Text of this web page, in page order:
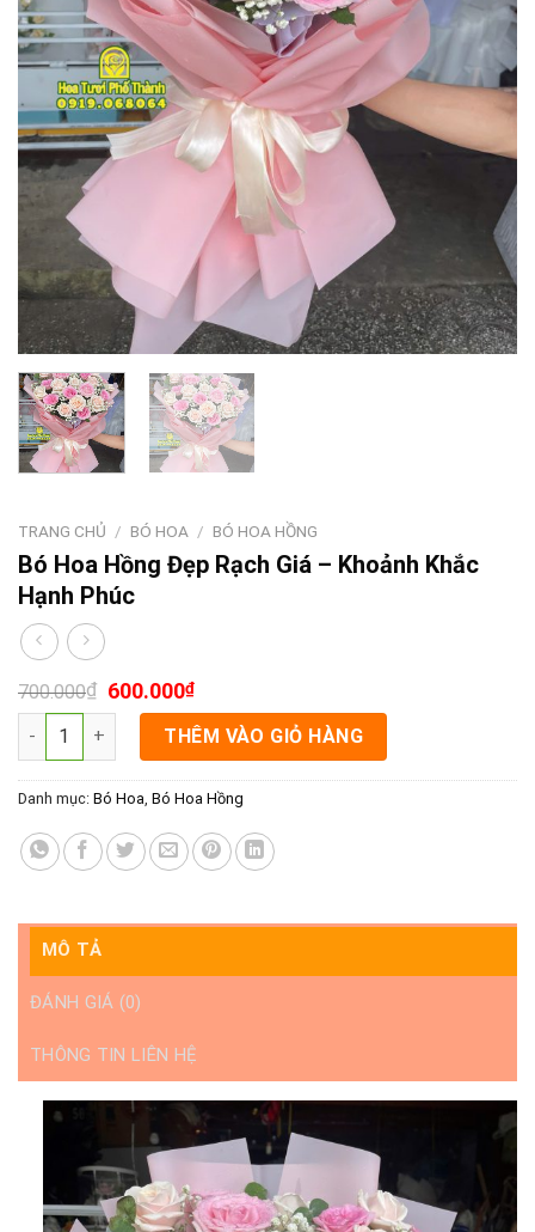
TRANG CHỦ / BÓ HOA / BÓ HOA HỒNG
Bó Hoa Hồng Đẹp Rạch Giá – Khoảnh Khắc
Hạnh Phúc
700.000₫ 600.000₫
Bó Hoa Hồng Đẹp Rạch Giá - Khoảnh Khắc Hạnh Phúc số lượng
THÊM VÀO GIỎ HÀNG
Danh mục: Bó Hoa Bó Hoa Hồng
MÔ TẢ
ĐÁNH GIÁ (0)
THÔNG TIN LIÊN HỆ